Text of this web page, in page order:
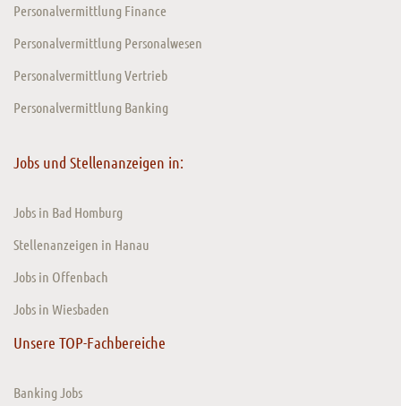
Personalvermittlung Finance
Personalvermittlung Personalwesen
Personalvermittlung Vertrieb
Personalvermittlung Banking
Jobs und Stellenanzeigen in:
Jobs in Bad Homburg
Stellenanzeigen in Hanau
Jobs in Offenbach
Jobs in Wiesbaden
Unsere TOP-Fachbereiche
Banking Jobs